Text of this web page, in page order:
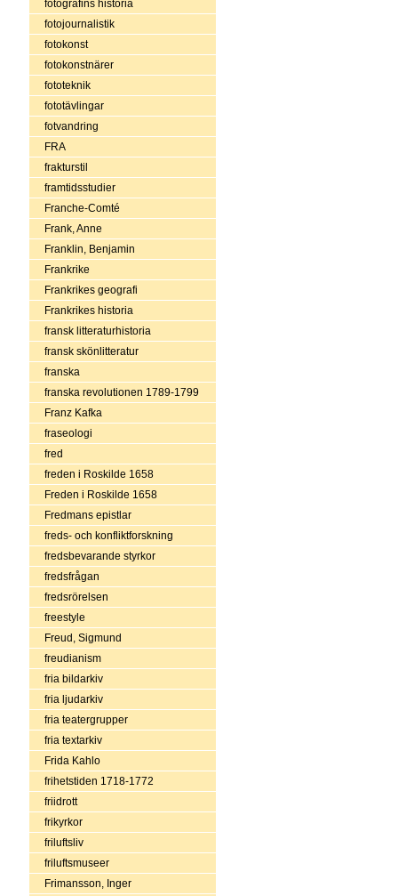
fotografins historia
fotojournalistik
fotokonst
fotokonstnärer
fototeknik
fototävlingar
fotvandring
FRA
frakturstil
framtidsstudier
Franche-Comté
Frank, Anne
Franklin, Benjamin
Frankrike
Frankrikes geografi
Frankrikes historia
fransk litteraturhistoria
fransk skönlitteratur
franska
franska revolutionen 1789-1799
Franz Kafka
fraseologi
fred
freden i Roskilde 1658
Freden i Roskilde 1658
Fredmans epistlar
freds- och konfliktforskning
fredsbevarande styrkor
fredsfrågan
fredsrörelsen
freestyle
Freud, Sigmund
freudianism
fria bildarkiv
fria ljudarkiv
fria teatergrupper
fria textarkiv
Frida Kahlo
frihetstiden 1718-1772
friidrott
frikyrkor
friluftsliv
friluftsmuseer
Frimansson, Inger